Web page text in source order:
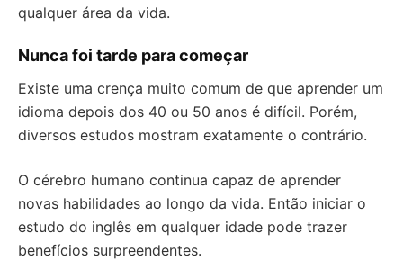
qualquer área da vida.
Nunca foi tarde para começar
Existe uma crença muito comum de que aprender um
idioma depois dos 40 ou 50 anos é difícil. Porém,
diversos estudos mostram exatamente o contrário.
O cérebro humano continua capaz de aprender
novas habilidades ao longo da vida. Então iniciar o
estudo do inglês em qualquer idade pode trazer
benefícios surpreendentes.